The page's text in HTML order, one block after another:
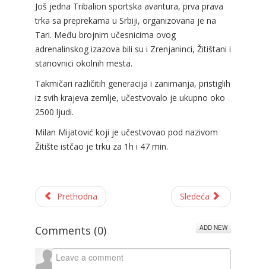
Još jedna Tribalion sportska avantura, prva prava
trka sa preprekama u Srbiji, organizovana je na
Tari. Među brojnim učesnicima ovog
adrenalinskog izazova bili su i Zrenjaninci, Žitištani i
stanovnici okolnih mesta.
Takmičari različitih generacija i zanimanja, pristiglih
iz svih krajeva zemlje, učestvovalo je ukupno oko
2500 ljudi.
Milan Mijatović koji je učestvovao pod nazivom
Žitište istčao je trku za 1h i 47 min.
Prethodna Sledeća
Comments (0) ADD NEW